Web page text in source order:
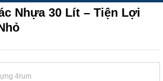
Nhựa 30 Lít – Tiện Lợi
4rum